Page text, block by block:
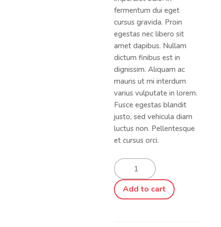
fermentum dui eget
cursus gravida. Proin
egestas nec libero sit
amet dapibus. Nullam
dictum finibus est in
dignissim. Aliquam ac
mauris ut mi interdum
varius vulputate in lorem.
Fusce egestas blandit
justo, sed vehicula diam
luctus non. Pellentesque
et cursus orci.
Coffee
Mugs
quantity
Add to cart